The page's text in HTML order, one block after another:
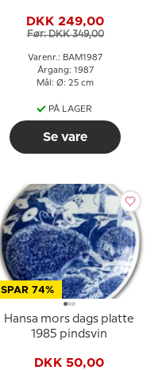
DKK 249,00
Før: DKK 349,00
Varenr.: BAM1987
Årgang: 1987
Mål: Ø: 25 cm
PÅ LAGER
Se vare
SPAR 74%
Hansa mors dags platte
1985 pindsvin
DKK 50,00